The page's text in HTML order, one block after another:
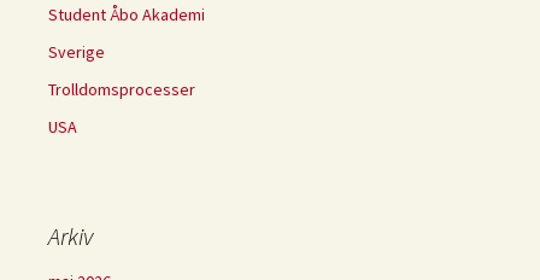
Student Åbo Akademi
Sverige
Trolldomsprocesser
USA
Arkiv